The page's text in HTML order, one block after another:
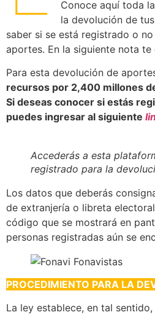
Conoce aquí toda
la devolución de
saber si se está registrado o
aportes. En la siguiente nota
Para esta devolución de
recursos por 2,400 millones
Si deseas conocer si estás
puedes ingresar al siguiente
Accederás a esta
registrado para la
Los datos que deberás
de extranjería o libreta
código que se mostrará en
personas registradas aún se
PROCEDIMIENTO PARA LA
La ley establece, en tal